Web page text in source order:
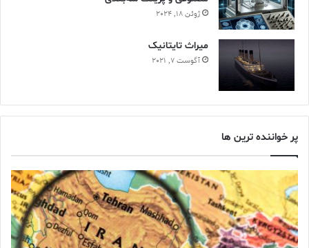
ژوئن 18, 2024
ميراث تايتانيک
آگوست 7, 2021
پر خواننده ترین ها